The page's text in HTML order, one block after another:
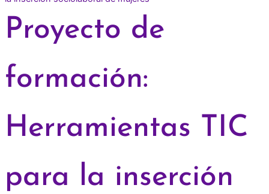
Proyecto de
formación:
Herramientas TIC
para la inserción